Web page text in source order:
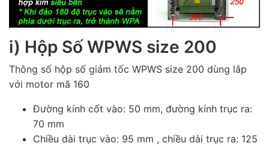
i) Hộp Số WPWS size 200
Thông số hộp số giảm tốc WPWS size 200 dùng lắp
với motor mã 160
Đường kính cốt vào: 50 mm, đường kính trục ra:
70 mm
Chiều dài trục vào: 95 mm , chiều dài trục ra: 125